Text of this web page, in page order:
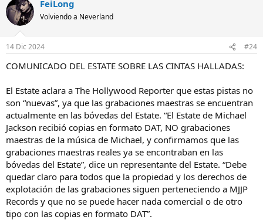
c
c
i
e
:
FeiLong
Volviendo a Neverland
14 Dic 2024 #24
COMUNICADO DEL ESTATE SOBRE LAS CINTAS HALLADAS:
El Estate aclara a The Hollywood Reporter que estas pistas no
son “nuevas”, ya que las grabaciones maestras se encuentran
actualmente en las bóvedas del Estate. “El Estate de Michael
Jackson recibió copias en formato DAT, NO grabaciones
maestras de la música de Michael, y confirmamos que las
grabaciones maestras reales ya se encontraban en las
bóvedas del Estate”, dice un representante del Estate. “Debe
quedar claro para todos que la propiedad y los derechos de
explotación de las grabaciones siguen perteneciendo a MJJP
Records y que no se puede hacer nada comercial o de otro
tipo con las copias en formato DAT”.